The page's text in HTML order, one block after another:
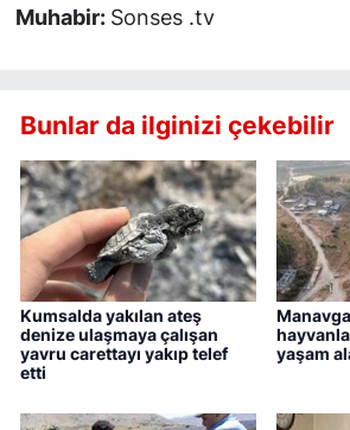
Muhabir: Sonses .tv
Bunlar da ilginizi çekebilir
Kumsalda yakılan ateş
denize ulaşmaya çalışan
yavru carettayı yakıp telef
etti
yaşam